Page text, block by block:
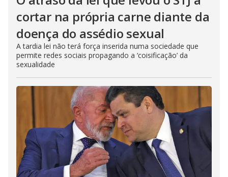
cortar na própria carne diante da
doença do assédio sexual
A tardia lei não terá força inserida numa sociedade que
permite redes sociais propagando a ‘coisificação’ da
sexualidade